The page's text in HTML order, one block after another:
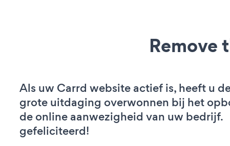
Remove
Als uw Carrd website actief is, heeft u
grote uitdaging overwonnen bij het
de online aanwezigheid van uw bedrijf.
gefeliciteerd!